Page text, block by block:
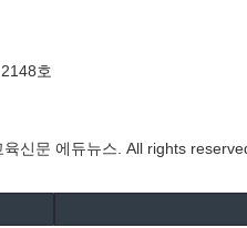
호
신문 에듀뉴스. All rights